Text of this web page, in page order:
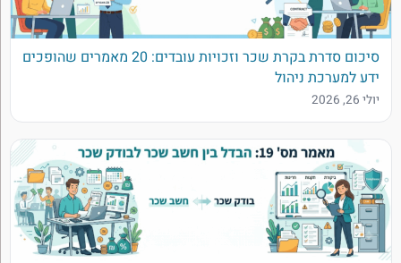
סיכום סדרת בקרת שכר וזכויות עובדים: 20 מאמרים שהופכים
ידע למערכת ניהול
יולי 26, 2026